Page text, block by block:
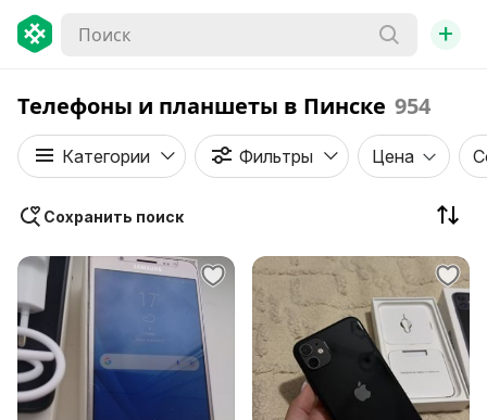
+
Телефоны и планшеты в Пинске 954
Категории Фильтры Цена
Сохранить поиск